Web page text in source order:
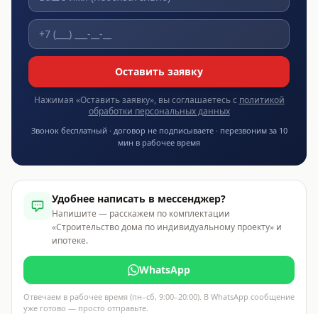
Оставить заявку
Нажимая «Оставить заявку», вы соглашаетесь с политикой
обработки персональных данных
Звонок бесплатный · договор не подписываете · перезвоним за 10
мин в рабочее время
Удобнее написать в мессенджер?
Напишите — расскажем по комплектации
«Строительство дома по индивидуальному проекту» и
ипотеке.
WhatsApp
Отвечаем в рабочее время (пн–сб, 9:00–20:00). В WhatsApp сообщение
уже готово — просто отправьте.